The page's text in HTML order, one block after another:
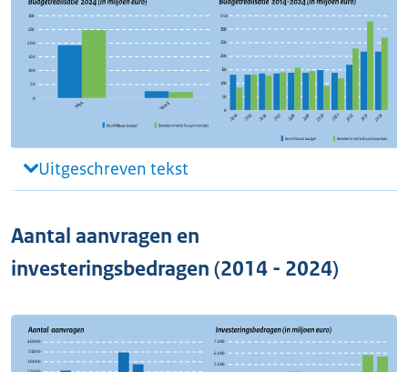
Uitgeschreven tekst
Aantal aanvragen en
investeringsbedragen (2014 - 2024)